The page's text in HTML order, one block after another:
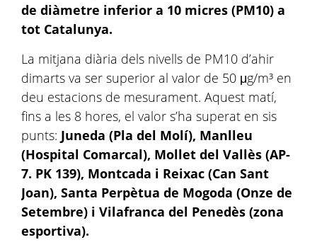
de diàmetre inferior a 10 micres (PM10) a
tot Catalunya.
La mitjana diària dels nivells de PM10 d’ahir
dimarts va ser superior al valor de 50 μg/m³ en
deu estacions de mesurament. Aquest matí,
fins a les 8 hores, el valor s’ha superat en sis
punts: Juneda (Pla del Molí), Manlleu
(Hospital Comarcal), Mollet del Vallès (AP-
7. PK 139), Montcada i Reixac (Can Sant
Joan), Santa Perpètua de Mogoda (Onze de
Setembre) i Vilafranca del Penedès (zona
esportiva).